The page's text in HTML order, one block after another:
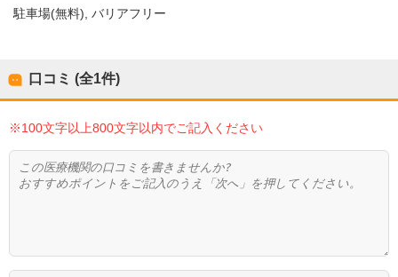
駐車場(無料) バリアフリー
口コミ (全1件)
※100文字以上800文字以内でご記入ください